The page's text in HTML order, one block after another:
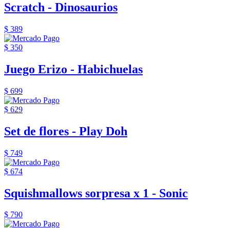
Scratch - Dinosaurios
$ 389
$ 350
Juego Erizo - Habichuelas
$ 699
$ 629
Set de flores - Play Doh
$ 749
$ 674
Squishmallows sorpresa x 1 - Sonic
$ 790